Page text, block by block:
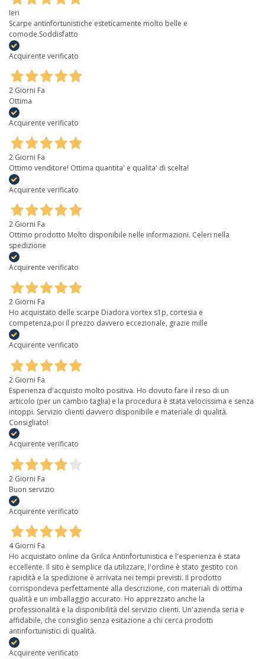
Ieri
Scarpe antinfortunistiche esteticamente molto belle e
comode.Soddisfatto
Acquirente verificato
2 Giorni Fa
Ottima
Acquirente verificato
2 Giorni Fa
Ottimo venditore! Ottima quantita' e qualita' di scelta!
Acquirente verificato
2 Giorni Fa
Ottimo prodotto Molto disponibile nelle informazioni. Celeri nella
spedizione
Acquirente verificato
2 Giorni Fa
Ho acquistato delle scarpe Diadora vortex s1p, cortesia e
competenza,poi il prezzo davvero eccezionale, grazie mille
Acquirente verificato
2 Giorni Fa
Esperienza d'acquisto molto positiva. Ho dovuto fare il reso di un
articolo (per un cambio taglia) e la procedura è stata velocissima e senza
intoppi. Servizio clienti davvero disponibile e materiale di qualità.
Consigliato!
Acquirente verificato
2 Giorni Fa
Buon servizio
Acquirente verificato
4 Giorni Fa
Ho acquistato online da Grilca Antinfortunistica e l'esperienza è stata
eccellente. Il sito è semplice da utilizzare, l'ordine è stato gestito con
rapidità e la spedizione è arrivata nei tempi previsti. Il prodotto
corrispondeva perfettamente alla descrizione, con materiali di ottima
qualità e un imballaggio accurato. Ho apprezzato anche la
professionalità e la disponibilità del servizio clienti. Un'azienda seria e
affidabile, che consiglio senza esitazione a chi cerca prodotti
antinfortunistici di qualità.
Acquirente verificato